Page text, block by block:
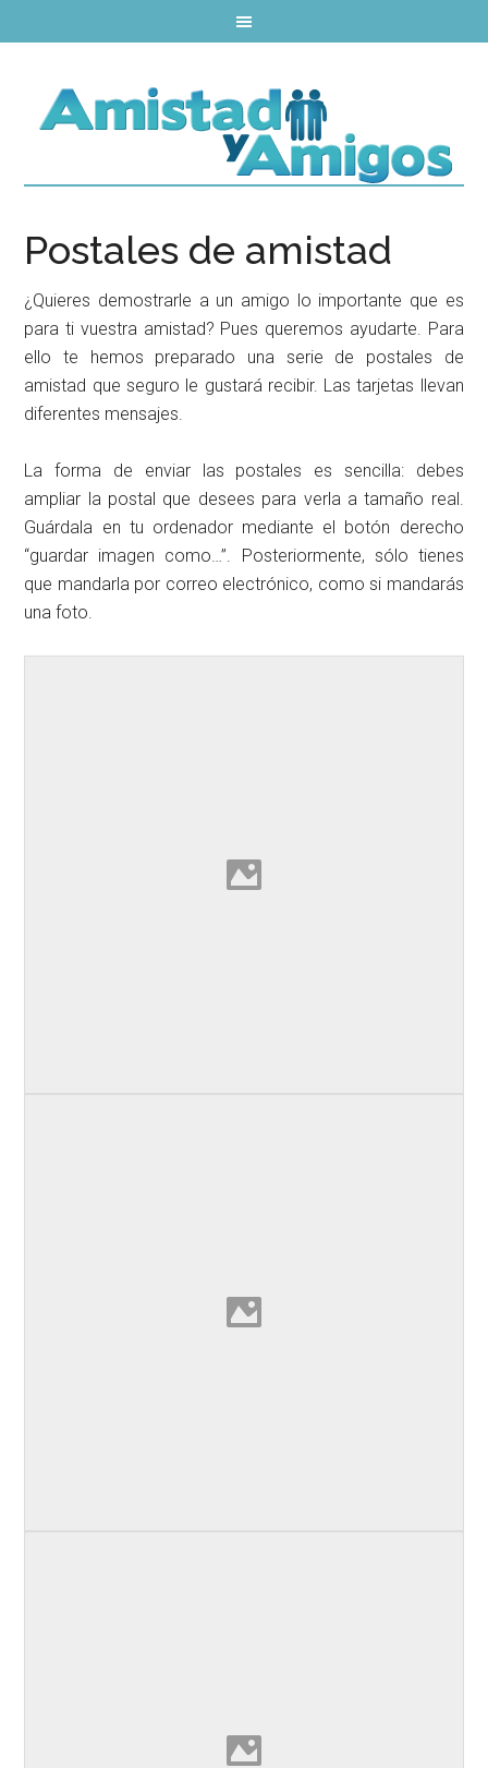
Postales de amistad
¿Quieres demostrarle a un amigo lo importante que es
para ti vuestra amistad? Pues queremos ayudarte. Para
ello te hemos preparado una serie de postales de
amistad que seguro le gustará recibir. Las tarjetas llevan
diferentes mensajes.
La forma de enviar las postales es sencilla: debes
ampliar la postal que desees para verla a tamaño real.
Guárdala en tu ordenador mediante el botón derecho
“guardar imagen como…”. Posteriormente, sólo tienes
que mandarla por correo electrónico, como si mandarás
una foto.